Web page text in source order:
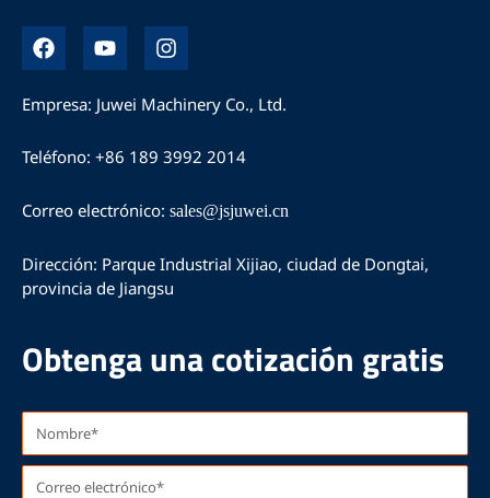
F
a
c
e
b
o
o
Y
o
u
T
b
e
I
n
s
t
g
r
m
Empresa: Juwei Machinery Co., Ltd.
Teléfono: +86 189 3992 2014
Correo electrónico: sales@jsjuwei.cn
Dirección: Parque Industrial Xijiao, ciudad de Dongtai,
provincia de Jiangsu
Obtenga una cotización gratis